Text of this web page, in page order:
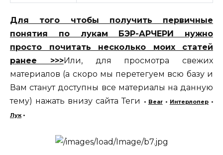
Для того чтобы получить первичные
понятия по лукам БЭР-АРЧЕРИ нужно
просто почитать несколько моих статей
ранее >>>Или, для просмотра свежих
материалов (а скоро мы перетегуем всю базу и
Вам станут доступны все материалы на данную
тему) нажать внизу сайта Теги
• Bear• Интерлопер•
Лук•